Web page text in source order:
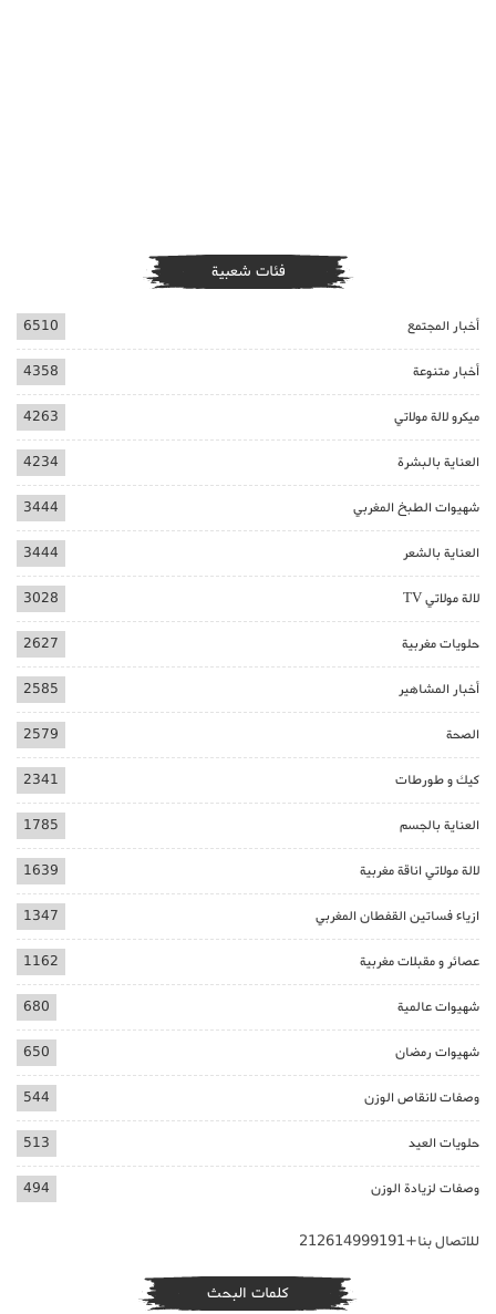
فئات شعبية
أخبار المجتمع 6510
أخبار متنوعة 4358
ميكرو لالة مولاتي 4263
العناية بالبشرة 4234
شهيوات الطبخ المغربي 3444
العناية بالشعر 3444
لالة مولاتي TV 3028
حلويات مغربية 2627
أخبار المشاهير 2585
الصحة 2579
كيك و طورطات 2341
العناية بالجسم 1785
لالة مولاتي اناقة مغربية 1639
ازياء فساتين القفطان المغربي 1347
عصائر و مقبلات مغربية 1162
شهيوات عالمية 680
شهيوات رمضان 650
وصفات لانقاص الوزن 544
حلويات العيد 513
وصفات لزيادة الوزن 494
للاتصال بنا+212614999191
كلمات البحث